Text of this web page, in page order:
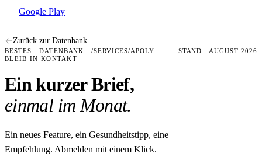
Google Play
Zurück zur Datenbank
BESTES · DATENBANK · /SERVICES/APOLY
STAND · AUGUST 2026
BLEIB IN KONTAKT
Ein kurzer Brief,
einmal im Monat.
Ein neues Feature, ein Gesundheitstipp, eine
Empfehlung. Abmelden mit einem Klick.